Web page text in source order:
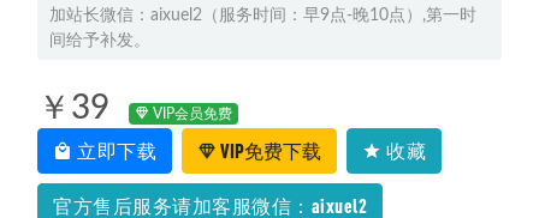
加站长微信：aixuel2（服务时间：早9点-晚10点）,第一时
间给予补发。
￥39 VIP会员免费
立即下载 VIP免费下载 收藏
官方售后服务请加客服微信：aixuel2
05-20
23年高中地理网课2023李会乐高三地理一轮复习视频教程
诛仙有声小说全集管恩亮讲播，3.11G百度网盘资源打包下载
2021-07-24
2026年姜婷婷高三物理一轮复习秋季班网课教程